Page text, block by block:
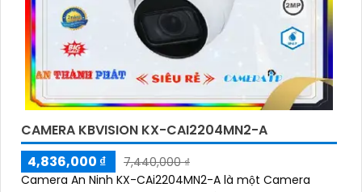
CAMERA KBVISION KX-CAI2204MN2-A
4,836,000 ₫
7,440,000 ₫
Camera An Ninh KX-CAi2204MN2-A là một Camera